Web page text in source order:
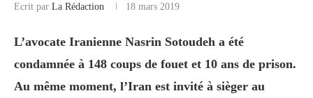
Ecrit par La Rédaction 18 mars 2019
L’avocate Iranienne Nasrin Sotoudeh a été
condamnée à 148 coups de fouet et 10 ans de prison.
Au même moment, l’Iran est invité à sièger au